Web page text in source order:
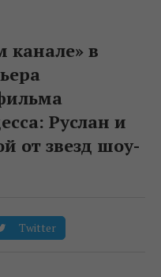
канале» в
Руслан и
от звезд шоу-
Twitter